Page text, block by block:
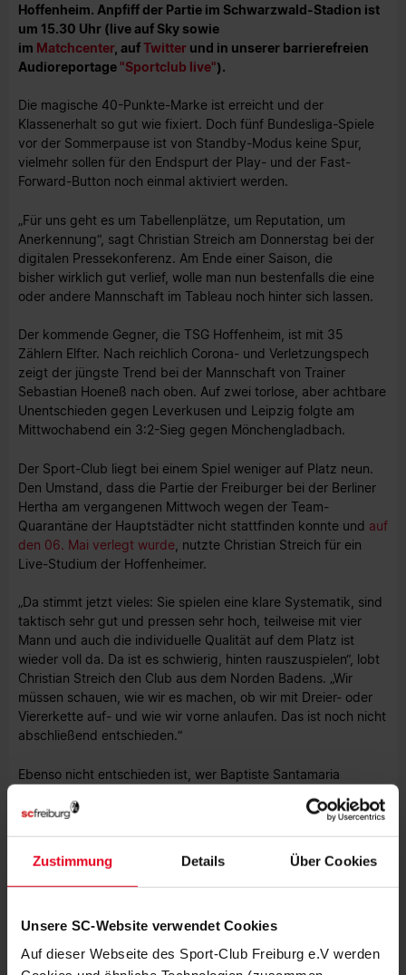
Zustimmung Details Über Cookies
Unsere SC-Website verwendet Cookies
Auf dieser Webseite des Sport-Club Freiburg e.V werden
Hoffenheim. Anpfiff der Partie im Schwarzwald-Stadion ist
um 15.30 Uhr (live auf Sky sowie
im Matchcenter, aufTwitter und in unserer barrierefreien
Audioreportage "Sportclub live").
Die magische 40-Punkte-Marke ist erreicht und der
Klassenerhalt so gut wie fixiert. Doch fünf Bundesliga-Spiele
vor der Sommerpause ist von Standby-Modus keine Spur,
vielmehr sollen für den Endspurt der Play- und der Fast-
Forward-Button noch einmal aktiviert werden.
„Für uns geht es um Tabellenplätze, um Reputation, um
Anerkennung“, sagt Christian Streich am Donnerstag bei der
digitalen Pressekonferenz. Am Ende einer Saison, die
bisher wirklich gut verlief, wolle man nun bestenfalls die eine
oder andere Mannschaft im Tableau noch hinter sich lassen.
Der kommende Gegner, die TSG Hoffenheim, ist mit 35
Zählern Elfter. Nach reichlich Corona- und Verletzungspech
zeigt der jüngste Trend bei der Mannschaft von Trainer
Sebastian Hoeneß nach oben. Auf zwei torlose, aber achtbare
Unentschieden gegen Leverkusen und Leipzig folgte am
Mittwochabend ein 3:2-Sieg gegen Mönchengladbach.
Der Sport-Club liegt bei einem Spiel weniger auf Platz neun.
Den Umstand, dass die Partie der Freiburger bei der Berliner
Hertha am vergangenen Mittwoch wegen der Team-
Quarantäne der Hauptstädter nicht stattfinden konnte und auf
den 06. Mai verlegt wurde , nutzte Christian Streich für ein
Live-Studium der Hoffenheimer.
„Da stimmt jetzt vieles: Sie spielen eine klare Systematik, sind
taktisch sehr gut und pressen sehr hoch, teilweise mit vier
Mann und auch die individuelle Qualität auf dem Platz ist
wieder voll da. Da ist es schwierig, hinten rauszuspielen“, lobt
Christian Streich den Club aus dem Norden Badens. „Wir
müssen schauen, wie wir es machen, ob wir mit Dreier- oder
Viererkette auf- und wie wir vorne anlaufen. Das ist noch nicht
abschließend entschieden.“
Ebenso nicht entschieden ist, wer Baptiste Santamaria
wegen einer Gelbsperre im Aufgebot. Unabhängig von der
mit einer Mischung aus Freude und Respekt auf die aller
Voraussicht nach „sehr umkämpfte und energetische" Partie,
und sagt: „Ich sehe keinen Grund, wieso wir nicht mit vollem
Sina Ojo